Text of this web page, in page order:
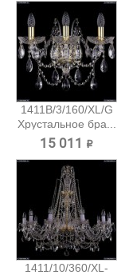
1411B/3/160/XL/G
Хрустальное бра...
15 011 ₽
1411/10/360/XL-